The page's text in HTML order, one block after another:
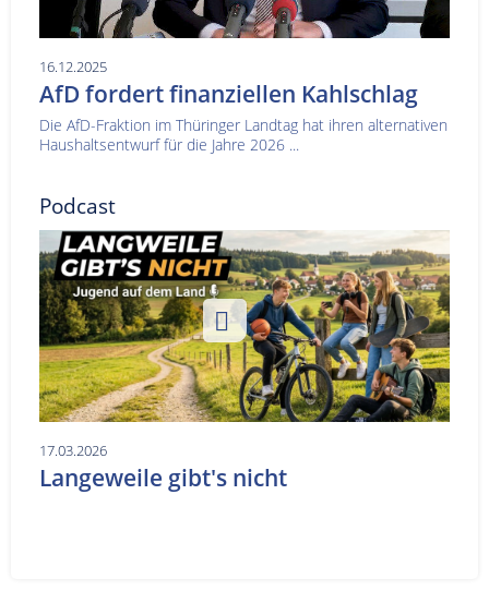
16.12.2025
AfD fordert finanziellen Kahlschlag
Die AfD-Fraktion im Thüringer Landtag hat ihren alternativen
Haushaltsentwurf für die Jahre 2026 ...
Podcast
17.03.2026
Langeweile gibt's nicht